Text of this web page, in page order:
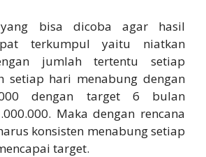
bisa dicoba agar hasil
terkumpul yaitu niatkan
jumlah tertentu setiap
setiap hari menabung dengan
dengan target 6 bulan
Maka dengan rencana
konsisten menabung setiap
target.